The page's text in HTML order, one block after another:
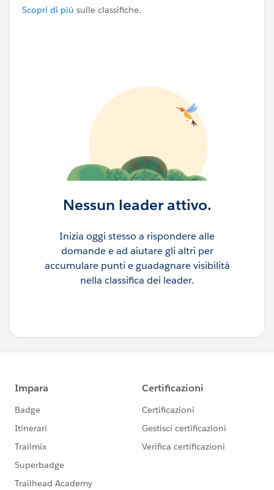
Scopri di più sulle classifiche.
Nessun leader attivo.
Inizia oggi stesso a rispondere alle
domande e ad aiutare gli altri per
accumulare punti e guadagnare visibilità
nella classifica dei leader.